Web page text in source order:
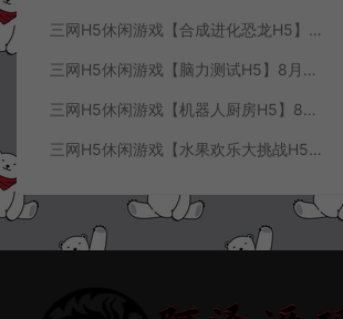
三网H5休闲游戏【合成进化恐龙H5】8月最新整理Linux手工服务端+Win一键服务端+解压即玩+简易安卓客户端+详细搭建教程
三网H5休闲游戏【脑力测试H5】8月最新整理Linux手工服务端+Win一键服务端+解压即玩+简易安卓客户端+详细搭建教程
三网H5休闲游戏【机器人厨房H5】8月最新整理Linux手工服务端+Win一键服务端+解压即玩+简易安卓客户端+详细搭建教程
三网H5休闲游戏【水果欢乐大挑战H5】8月最新整理Linux手工服务端+Win一键服务端+解压即玩+简易安卓客户端+详细搭建教程